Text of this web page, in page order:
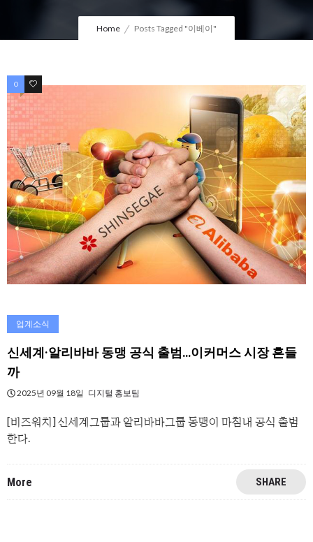
Home Posts Tagged "이베이"
0 0
업계소식
신세계·알리바바 동맹 공식 출범…이커머스 시장 흔들
까
2025년 09월 18일 디지털 홍보팀
[비즈워치] 신세계그룹과 알리바바그룹 동맹이 마침내 공식 출범
한다.
More SHARE